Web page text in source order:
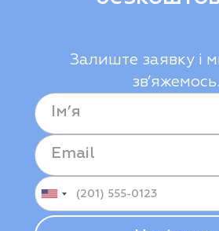
Залиште заявку і
зв’яжемось.